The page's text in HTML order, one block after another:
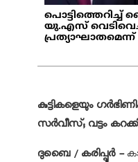
യു.എസ്
പ്രത്യാഘാതമെന്ന്
കുട്ടികളെയും
സർവീസ്; വട്ടം
ദുബൈ / കരിപ്പൂർ -